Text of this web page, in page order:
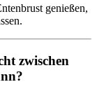
genießen,
zwischen